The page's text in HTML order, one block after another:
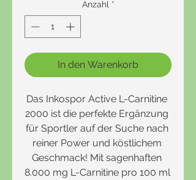
Anzahl *
In den Warenkorb
Das Inkospor Active L-Carnitine
2000 ist die perfekte Ergänzung
für Sportler auf der Suche nach
reiner Power und köstlichem
Geschmack! Mit sagenhaften
8.000 mg L-Carnitine pro 100 ml